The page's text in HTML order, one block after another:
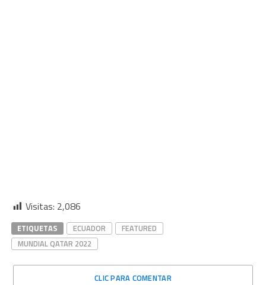
Visitas: 2,086
ETIQUETAS ECUADOR
FEATURED
MUNDIAL QATAR 2022
CLIC PARA COMENTAR